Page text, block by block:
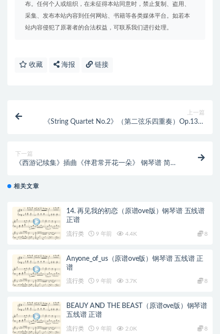
布。任何个人或组织，在未征得本站同意时，禁止复制、盗用、
采集、发布本站内容到任何网站、书籍等各类媒体平台。如若本
站内容侵犯了原著者的合法权益，可联系我们进行处理。
收藏 海报 链接
上一篇
《String Quartet No.2》（第二弦乐四重奏）Op.13钢
下一篇
《西游记续集》插曲《伴君常开花一朵》 钢琴谱 简谱
相关文章
14. 再见我的初恋（原谱ove版）钢琴谱 五线谱
正谱
流行类 9 年前 4.4K 8
Anyone_of_us（原谱ove版）钢琴谱 五线谱 正
谱
流行类 9 年前 3.7K 8
BEAUY AND THE BEAST（原谱ove版）钢琴谱
五线谱 正谱
流行类 9 年前 2.0K 8